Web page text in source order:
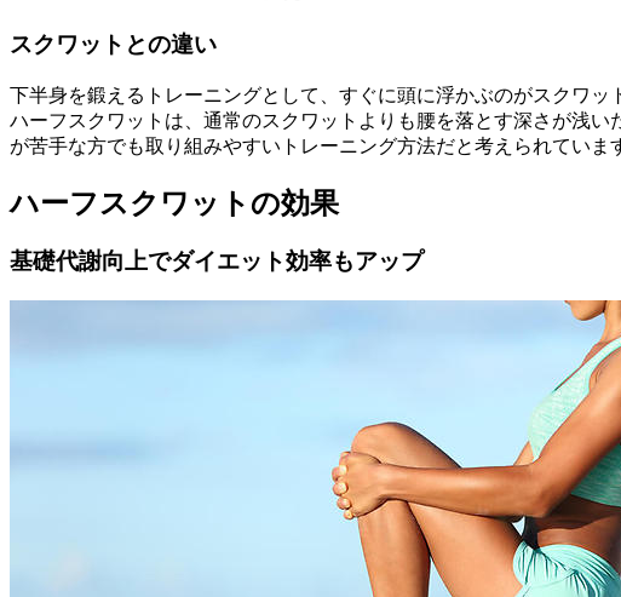
スクワットとの違い
下半身を鍛えるトレーニングとして、すぐに頭に浮かぶのがスクワ
ハーフスクワットは、通常のスクワットよりも腰を落とす深さが浅
が苦手な方でも取り組みやすいトレーニング方法だと考えられていま
ハーフスクワットの効果
基礎代謝向上でダイエット効率もアップ